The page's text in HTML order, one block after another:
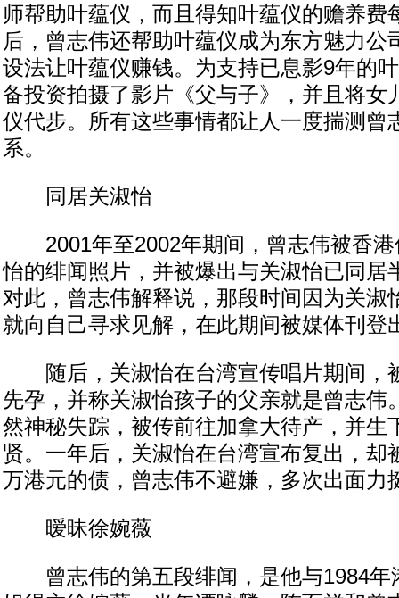
师帮助叶蕴仪，而且得知叶蕴仪的赡养费
后，曾志伟还帮助叶蕴仪成为东方魅力公
设法让叶蕴仪赚钱。为支持已息影9年的
备投资拍摄了影片《父与子》，并且将女
仪代步。所有这些事情都让人一度揣测曾
系。
同居关淑怡
2001年至2002年期间，曾志伟被香港
怡的绯闻照片，并被爆出与关淑怡已同居
对此，曾志伟解释说，那段时间因为关淑
就向自己寻求见解，在此期间被媒体刊登
随后，关淑怡在台湾宣传唱片期间，
先孕，并称关淑怡孩子的父亲就是曾志伟
然神秘失踪，被传前往加拿大待产，并生
贤。一年后，关淑怡在台湾宣布复出，却
万港元的债，曾志伟不避嫌，多次出面力
暧昧徐婉薇
曾志伟的第五段绯闻，是他与1984年